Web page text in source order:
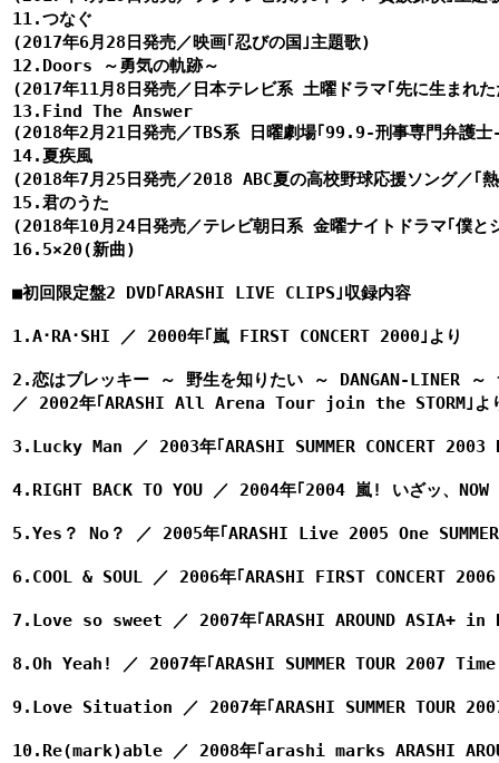
11.つなぐ
(2017年6月28日発売／映画｢忍びの国｣主題歌)
12.Doors ～勇気の軌跡～
(2017年11月8日発売／日本テレビ系 土曜ドラマ｢先に生まれ
13.Find The Answer
(2018年2月21日発売／TBS系 日曜劇場｢99.9-刑事専門弁護
14.夏疾風
(2018年7月25日発売／2018 ABC夏の高校野球応援ソング／｢
15.君のうた
(2018年10月24日発売／テレビ朝日系 金曜ナイトドラマ｢僕と
16.5×20(新曲)
■初回限定盤2 DVD｢ARASHI LIVE CLIPS｣収録内容
1.A･RA･SHI ／ 2000年｢嵐 FIRST CONCERT 2000｣より
2.恋はブレッキー ～ 野生を知りたい ～ DANGAN-LINER ～
／ 2002年｢ARASHI All Arena Tour join the STORM｣よ
3.Lucky Man ／ 2003年｢ARASHI SUMMER CONCERT
4.RIGHT BACK TO YOU ／ 2004年｢2004 嵐! いざッ、NOW
5.Yes？ No？ ／ 2005年｢ARASHI Live 2005 One SUMMER
6.COOL & SOUL ／ 2006年｢ARASHI FIRST CONCERT
7.Love so sweet ／ 2007年｢ARASHI AROUND ASIA+ in
8.Oh Yeah! ／ 2007年｢ARASHI SUMMER TOUR 2007
9.Love Situation ／ 2007年｢ARASHI SUMMER TOUR
10.Re(mark)able ／ 2008年｢arashi marks ARASHI